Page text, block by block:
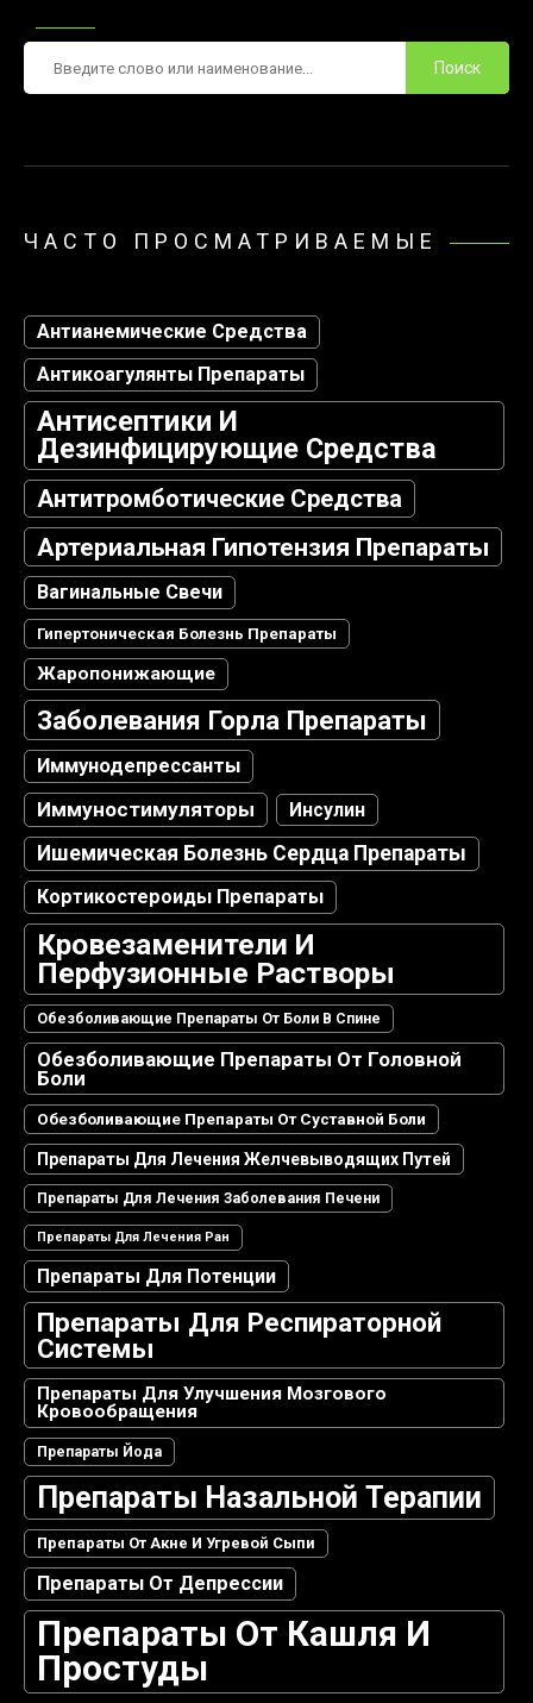
ЧАСТО ПРОСМАТРИВАЕМЫЕ
Антианемические Средства
Антикоагулянты Препараты
Антисептики И
Дезинфицирующие Средства
Антитромботические Средства
Артериальная Гипотензия Препараты
Вагинальные Свечи
Гипертоническая Болезнь Препараты
Жаропонижающие
Заболевания Горла Препараты
Иммунодепрессанты
Иммуностимуляторы Инсулин
Ишемическая Болезнь Сердца Препараты
Кортикостероиды Препараты
Кровезаменители И
Перфузионные Растворы
Обезболивающие Препараты От Боли В Спине
Обезболивающие Препараты От Головной
Боли
Обезболивающие Препараты От Суставной Боли
Препараты Для Лечения Желчевыводящих Путей
Препараты Для Лечения Заболевания Печени
Препараты Для Лечения Ран
Препараты Для Потенции
Препараты Для Респираторной
Системы
Препараты Для Улучшения Мозгового
Кровообращения
Препараты Йода
Препараты Назальной Терапии
Препараты От Акне И Угревой Сыпи
Препараты От Депрессии
Препараты От Кашля И
Простуды